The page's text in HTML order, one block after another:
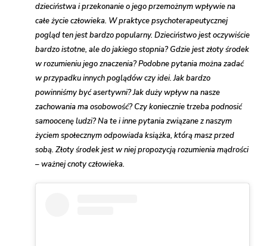
dzieciństwa i przekonanie o jego przemożnym wpływie na
całe życie człowieka. W praktyce psychoterapeutycznej
pogląd ten jest bardzo popularny. Dzieciństwo jest oczywiście
bardzo istotne, ale do jakiego stopnia? Gdzie jest złoty środek
w rozumieniu jego znaczenia? Podobne pytania można zadać
w przypadku innych poglądów czy idei. Jak bardzo
powinniśmy być asertywni? Jak duży wpływ na nasze
zachowania ma osobowość? Czy koniecznie trzeba podnosić
samoocenę ludzi? Na te i inne pytania związane z naszym
życiem społecznym odpowiada książka, którą masz przed
sobą. Złoty środek jest w niej propozycją rozumienia mądrości
– ważnej cnoty człowieka.